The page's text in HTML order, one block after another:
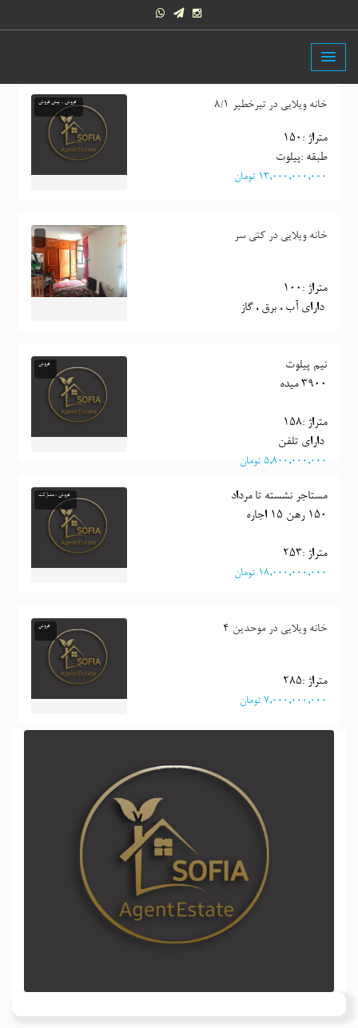
خانه ویلایی در تیرخطیر 8/1
متراژ :150
طبقه :پیلوت
١٣,٠٠٠,٠٠٠,٠٠٠ تومان
فروش ، پیش فروش
خانه ویلایی در کتی سر
متراژ :100
دارای آب ، برق ، گاز
خانه ویلایی نیم پیلوت در البرز 96
3900 میده
متراژ :158
دارای تلفن
٥,٨٠٠,٠٠٠,٠٠٠ تومان
فروش
خانه ویلایی در البرز 90
150 رهن 15 اجاره
متراژ :253
١٨,٠٠٠,٠٠٠,٠٠٠ تومان
فروش ، مشارکت
خانه ویلایی در موحدین 4
متراژ :285
٧,٠٠٠,٠٠٠,٠٠٠ تومان
فروش